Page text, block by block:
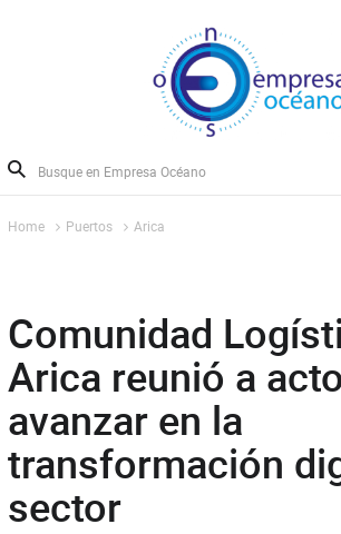
Home Puertos Arica
Comunidad
Arica reunió a
avanzar en la
transformación
sector